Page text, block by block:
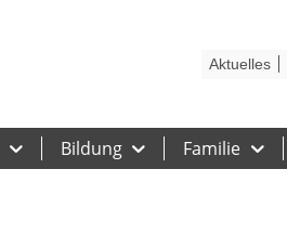
Bildung Familie
Aktuelles